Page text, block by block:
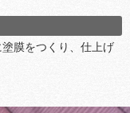
膜をつくり、仕上げ